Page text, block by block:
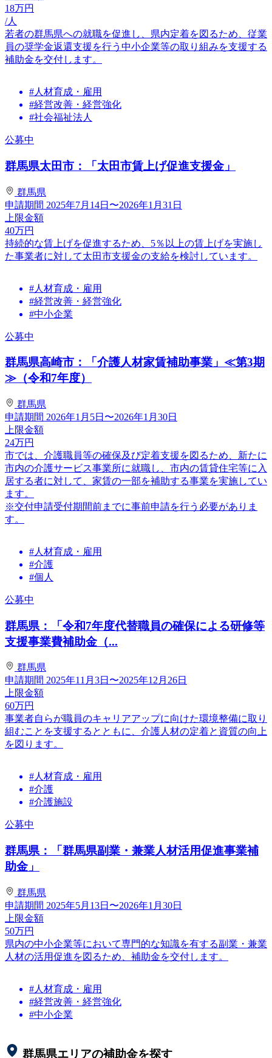
18万円
/人
若者の群馬県への就職を促進し、県内定着を図るため、従業
員の奨学金返還支援を行う中小企業等の取り組みを支援する
補助金を交付します。
#人材育成・雇用
#経営改善・経営強化
#社会福祉法人
公募中
群馬県太田市：「太田市賃上げ促進支援金」
群馬県
申請期間 2025年7月14日〜2026年1月31日
上限金額
40万円
持続的な賃上げを促進するため、5％以上の賃上げを実施し
た事業者に対して太田市支援金の支給を検討しています。
#人材育成・雇用
#経営改善・経営強化
#中小企業
公募中
群馬県高崎市：「介護人材家賃補助事業」≪第3期
≫（令和7年度）
群馬県
申請期間 2026年1月5日〜2026年1月30日
上限金額
24万円
市では、介護職員等の確保及び定着支援を図るため、新たに
市内の介護サービス事業所に就職し、市内の賃貸住宅等に入
居する者に対して、家賃の一部を補助する事業を実施してい
ます。
※交付申請受付期間前までに事前申請を行う必要がありま
す。
#人材育成・雇用
#介護
#個人
公募中
群馬県：「令和7年度代替職員の確保による研修等
支援事業費補助金（...
群馬県
申請期間 2025年11月3日〜2025年12月26日
上限金額
60万円
事業者自らが職員のキャリアアップに向けた環境整備に取り
組むことを支援するとともに、介護人材の定着と資質の向上
を図ります。
#人材育成・雇用
#介護
#介護施設
公募中
群馬県：「群馬県副業・兼業人材活用促進事業補
助金」
群馬県
申請期間 2025年5月13日〜2026年1月30日
上限金額
50万円
県内の中小企業等において専門的な知識を有する副業・兼業
人材の活用促進を図るため、補助金を交付します。
#人材育成・雇用
#経営改善・経営強化
#中小企業
群馬県エリアの補助金を探す